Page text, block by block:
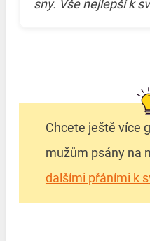
sny. Vše nejlepší k
Chcete ještě více
mužům psány na
dalšími přáními k